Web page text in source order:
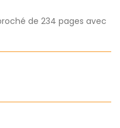
de 234 pages avec